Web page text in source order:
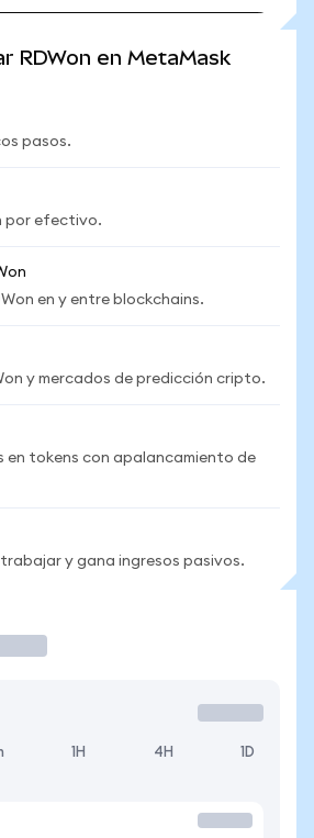
RDWon en MetaMask
pasos.
por efectivo.
en y entre blockchains.
y mercados de predicción cripto.
en tokens con apalancamiento de
y gana ingresos pasivos.
1H 4H 1D